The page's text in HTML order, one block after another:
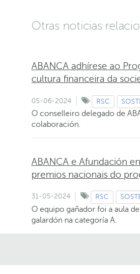
Otras noticias
ABANCA adhírese ao
cultura financeira da
05-06-2024 RSC
O conselleiro delegado de
colaboración.
ABANCA e Afundación
premios nacionais do
31-05-2024 RSC
O equipo gañador foi a aula
galardón na categoría A.